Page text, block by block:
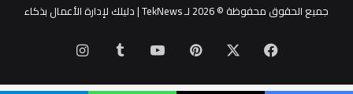
جميع الحقوق محفوظة © 2026 لـ TekNews | دليلك لإدارة الأعمال بذكاء
فيسبوك بينتيريست ‫YouTube